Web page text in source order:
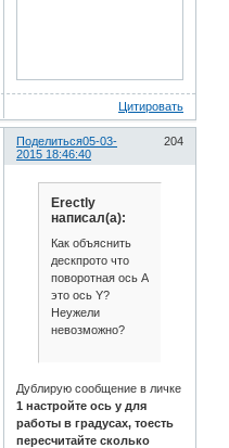
Цитировать
Поделиться 204
05-03-
2015 18:46:40
Erectly
написал(а):
Как объяснить
дескпрото что
поворотная ось А
это ось Y?
Неужели
невозможно?
Дублирую сообщение в личке
1 настройте ось у для
работы в градусах, тоесть
пересчитайте сколько